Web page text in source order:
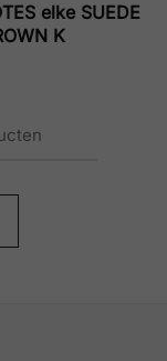
elke SUEDE
K